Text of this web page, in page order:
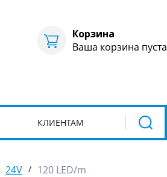
Корзина
Ваша корзина пуста
КЛИЕНТАМ
24V / 120 LED/m